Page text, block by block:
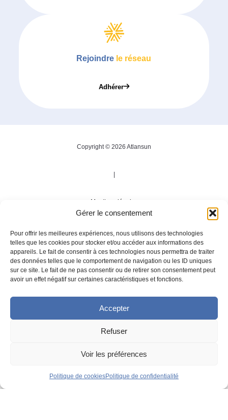
Gérer le consentement
Pour offrir les meilleures expériences, nous utilisons des technologies
telles que les cookies pour stocker et/ou accéder aux informations des
appareils. Le fait de consentir à ces technologies nous permettra de traiter
des données telles que le comportement de navigation ou les ID uniques
sur ce site. Le fait de ne pas consentir ou de retirer son consentement peut
avoir un effet négatif sur certaines caractéristiques et fonctions.
Accepter
Refuser
Voir les préférences
Politique de cookiesPolitique de confidentialité
Rejoindre le réseau
Adhérer
Copyright © 2026 Atlansun
|
Mentions légales
Politique de confidentialité
DéveloppementAgence Tool